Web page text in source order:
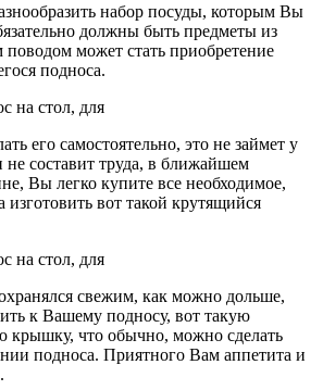
набор посуды, которым Вы
должны быть предметы из
поводом может стать приобретение
подноса.
его самостоятельно, это не займет у
составит труда, в ближайшем
Вы легко купите все необходимое,
изготовить вот такой крутящийся
свежим, как можно дольше,
к Вашему подносу, вот такую
крышку, что обычно, можно сделать
подноса. Приятного Вам аппетита и